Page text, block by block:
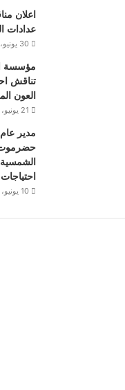
اعلان
عدادات
30 يونيو، 2026
مؤسسة
تناقش
العون
21 يونيو، 2026
مدير
حضرموت
10 يونيو، 2026